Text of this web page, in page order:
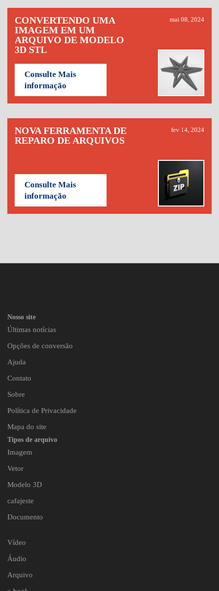
CONVERTENDO UMA
IMAGEM EM UM
ARQUIVO DE MODELO
3D STL
mai 08, 2024
Consulte Mais
informação
NOVA FERRAMENTA DE
REPARO DE ARQUIVOS
fev 14, 2024
Consulte Mais
informação
Nosso site
Últimas notícias
Opções de conversão
Ajuda
Contato
Sobre
Política de Privacidade
Mapa do site
Tipos de arquivo
Imagem
Vetor
Modelo 3D
cafajeste
Documento
Vídeo
Áudio
Arquivo